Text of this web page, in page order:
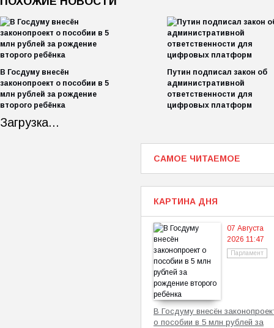
В Госдуму внесён
законопроект о пособии в 5
млн рублей за рождение
второго ребёнка
Путин подписал закон об
административной
ответственности для
цифровых платформ
Загрузка...
САМОЕ ЧИТАЕМОЕ
КАРТИНА ДНЯ
07 Августа
2026 11:47
Парламент
В Госдуму внесён
о пособии в 5 млн рублей за